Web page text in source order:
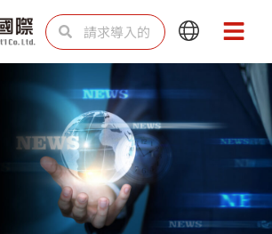
SearchSearch
Main
Menu
Main
Menu